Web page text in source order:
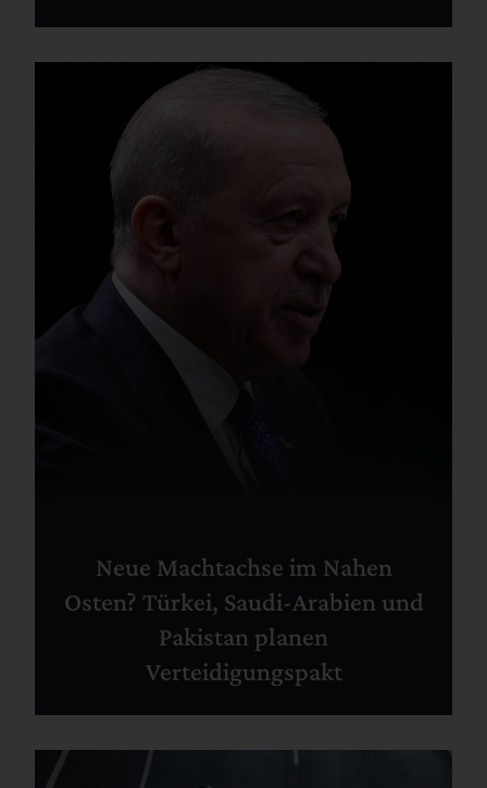
Neue Machtachse im Nahen
Osten? Türkei, Saudi-Arabien und
Pakistan planen
Verteidigungspakt